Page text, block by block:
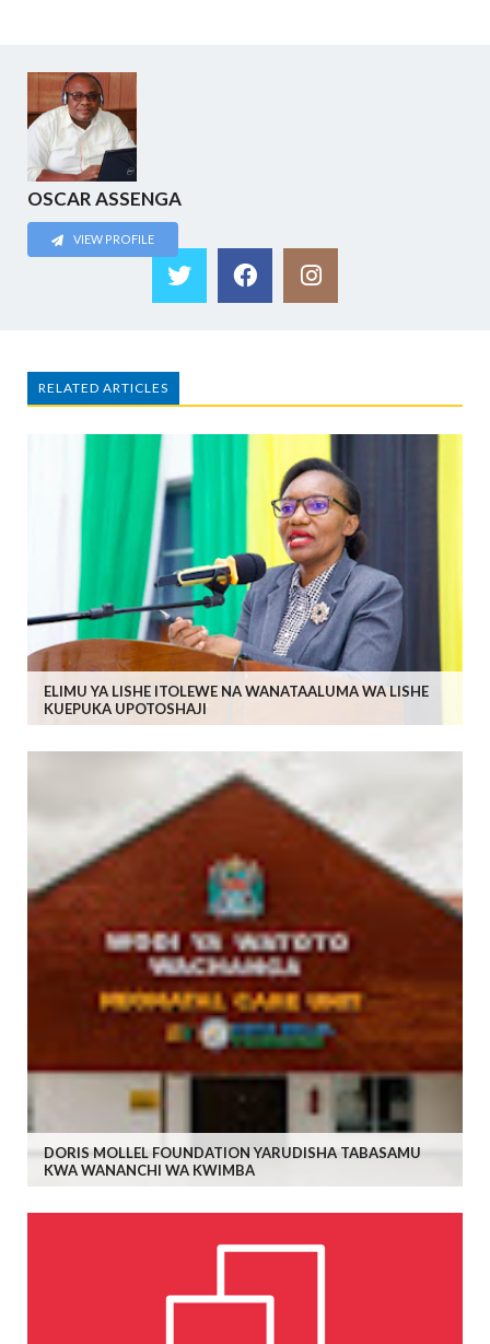
OSCAR ASSENGA
VIEW PROFILE
RELATED ARTICLES
ELIMU YA LISHE ITOLEWE NA WANATAALUMA WA LISHE
KUEPUKA UPOTOSHAJI
DORIS MOLLEL FOUNDATION YARUDISHA TABASAMU
KWA WANANCHI WA KWIMBA